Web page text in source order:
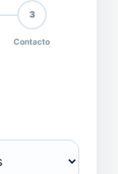
3
Contacto